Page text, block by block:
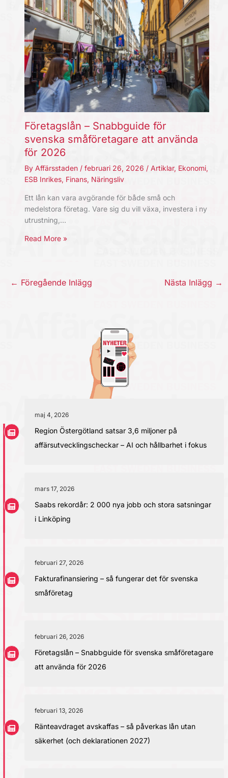
Företagslån – Snabbguide för
svenska småföretagare att använda
för 2026
By Affärsstaden / februari 26, 2026 / Artiklar, Ekonomi,
ESB Inrikes, Finans, Näringsliv
Ett lån kan vara avgörande för både små och
medelstora företag. Vare sig du vill växa, investera i ny
utrustning,…
Read More »
← Föregående Inlägg Nästa Inlägg →
maj 4, 2026
Region Östergötland satsar 3,6 miljoner på
affärsutvecklingscheckar – AI och hållbarhet i fokus
mars 17, 2026
Saabs rekordår: 2 000 nya jobb och stora satsningar
i Linköping
februari 27, 2026
Fakturafinansiering – så fungerar det för svenska
småföretag
februari 26, 2026
Företagslån – Snabbguide för svenska småföretagare
att använda för 2026
februari 13, 2026
Ränteavdraget avskaffas – så påverkas lån utan
säkerhet (och deklarationen 2027)